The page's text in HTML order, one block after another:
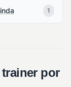
1
por